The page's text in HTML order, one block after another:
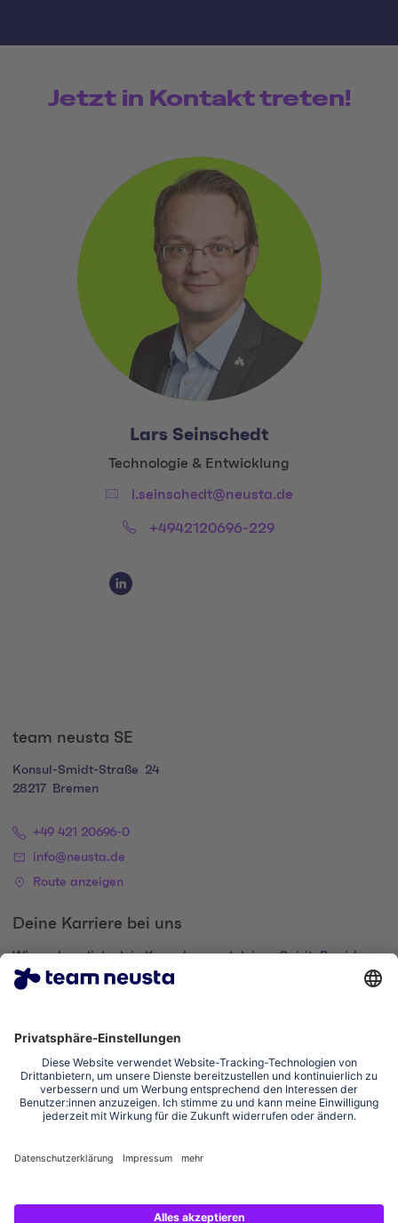
Jetzt in Kontakt treten!
Lars Seinschedt
Title:
Technologie & Entwicklung
Email:l.seinschedt@neusta.de
Phone:+4942120696-229
Social Media Links
Social Media Link 1
team neusta SE
Konsul-Smidt-Straße
24
28217
Bremen
+49 421 20696-0
info@neusta.de
Route anzeigen
Deine Karriere bei uns
Wir suchen dich, dein Know-how und deinen Spirit. Bewirb
dich und komm zur digital family.
Zum Karriere-Portal
Impressum Datenschutzerklärung
Cookie-Einstellungen Erklärung zur Barrierefreiheit